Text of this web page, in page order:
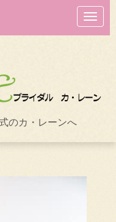
N
a
v
o
n
のカ・レーンへ